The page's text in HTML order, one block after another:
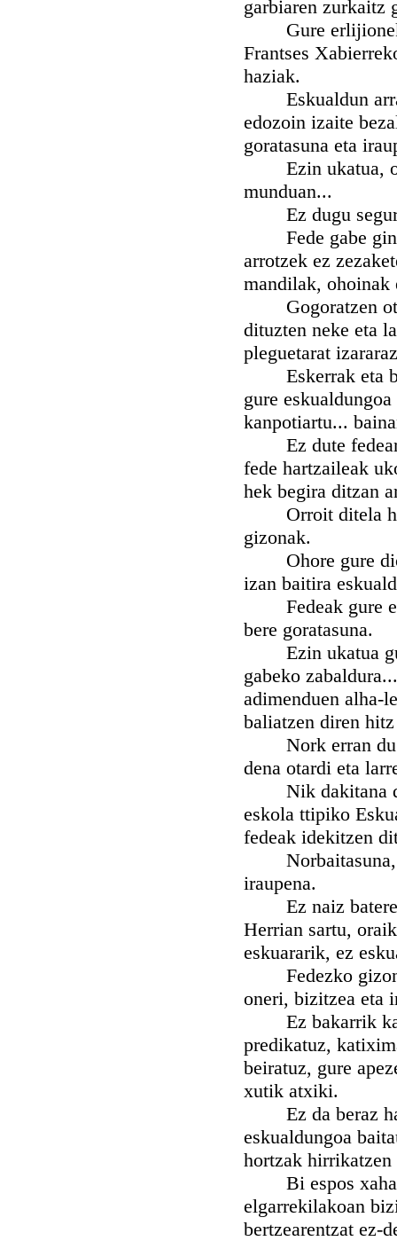
garbiaren zurkaitz
Gure erlijioneko
Frantses
haziak.
Eskualdun
edozoin izaite
goratasuna eta
Ezin ukatua,
munduan...
Ez dugu segur
Fede gabe
arrotzek ez
mandilak, ohoinak
Gogoratzen ote
dituzten neke eta
pleguetarat
Eskerrak eta
gure
kanpotiartu...
Ez dute
fede hartzaileak
hek begira ditzan
Orroit ditela
gizonak.
Ohore gure
izan baitira
Fedeak gure
bere goratasuna.
Ezin ukatua
gabeko
adimenduen alha-
baliatzen diren
Nork erran du
dena otardi eta
Nik dakitana
eskola ttipiko
fedeak idekitzen
Norbaitasuna,
iraupena.
Ez naiz batere
Herrian sartu,
eskuararik, ez
Fedezko
oneri, bizitzea eta
Ez bakarrik
predikatuz,
beiratuz, gure
xutik atxiki.
Ez da beraz
eskualdungoa
hortzak
Bi espos xahar
elgarrekilakoan
bertzearentzat ez-